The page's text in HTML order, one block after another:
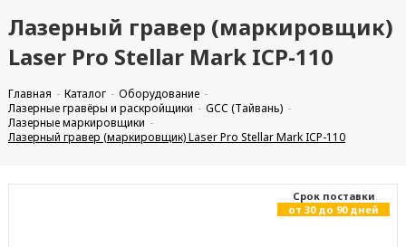
Лазерный гравер (маркировщик)
Laser Pro Stellar Mark ICP-110
Главная Каталог
Оборудование
Лазерные гравёры и раскройщики
GCC (Тайвань)
Лазерные маркировщики
Лазерный гравер (маркировщик) Laser Pro Stellar Mark ICP-110
Cрок поставки
от 30 до 90 дней